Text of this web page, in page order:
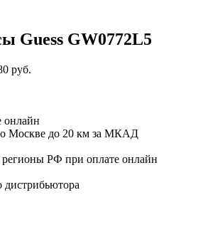
Guess GW0772L5
руб.
онлайн
Москве до 20 км за МКАД
регионы РФ при оплате онлайн